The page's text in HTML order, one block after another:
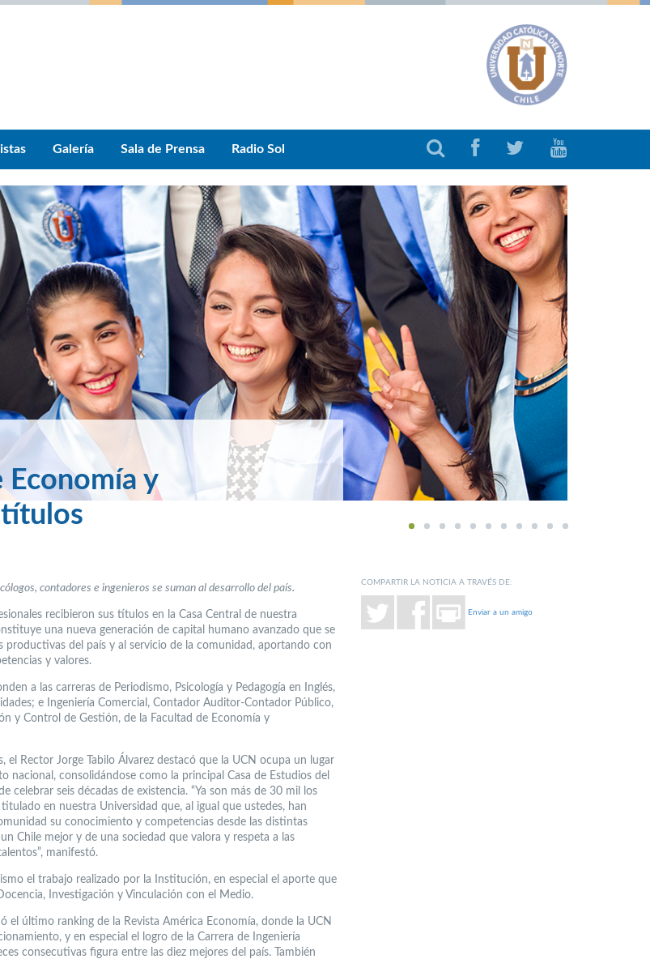
Galería Sala de Prensa Radio Sol
1 2 3 4 5 6 7 8 9 10 11
Economía y
títulos
contadores e ingenieros se suman al desarrollo del país.
recibieron sus títulos en la Casa Central de nuestra
una nueva generación de capital humano avanzado que se
productivas del país y al servicio de la comunidad, aportando con
y valores.
a las carreras de Periodismo, Psicología y Pedagogía en Inglés,
e Ingeniería Comercial, Contador Auditor-Contador Público,
y Control de Gestión, de la Facultad de Economía y
el Rector Jorge Tabilo Álvarez destacó que la UCN ocupa un lugar
nacional, consolidándose como la principal Casa de Estudios del
celebrar seis décadas de existencia. “Ya son más de 30 mil los
en nuestra Universidad que, al igual que ustedes, han
su conocimiento y competencias desde las distintas
Chile mejor y de una sociedad que valora y respeta a las
manifestó.
el trabajo realizado por la Institución, en especial el aporte que
Investigación y Vinculación con el Medio.
el último ranking de la Revista América Economía, donde la UCN
y en especial el logro de la Carrera de Ingeniería
consecutivas figura entre las diez mejores del país. También
COMPARTIR LA NOTICIA A TRAVÉS DE:
Enviar a un amigo